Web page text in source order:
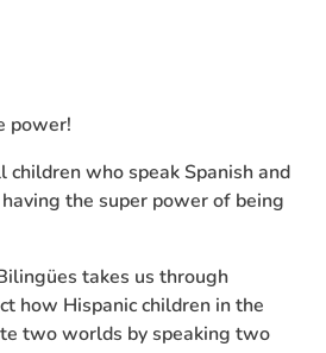
power!
children who speak Spanish and
the super power of being
takes us through
how Hispanic children in the
two worlds by speaking two